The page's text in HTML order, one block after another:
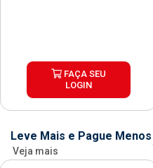
FAÇA SEU
LOGIN
Leve Mais e Pague Menos
Veja mais